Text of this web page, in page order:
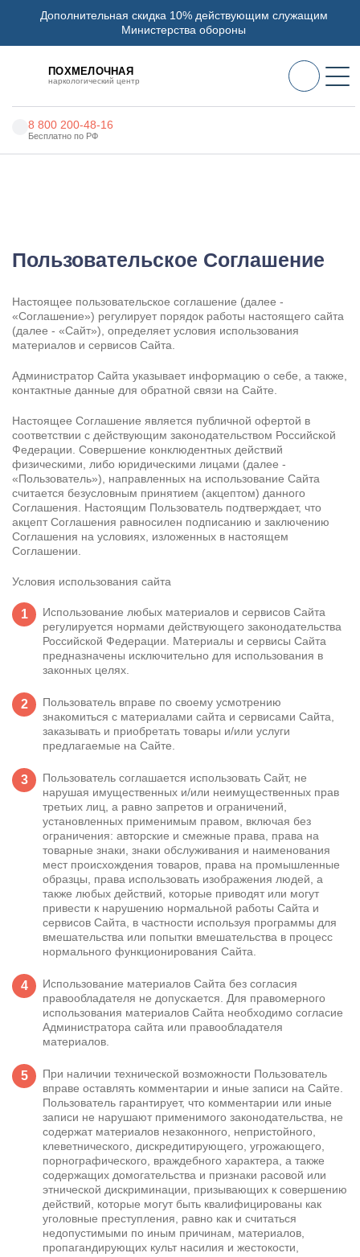
Дополнительная скидка 10% действующим служащим
Министерства обороны
ПОХМЕЛОЧНАЯ
наркологический центр
8 800 200-48-16
Бесплатно по РФ
Психиатрия
Реабилитация
Цены
Контакты
8 800 200-48-16
Бесплатно по РФ
Вызвать специалиста
ООО «Медицинская компания «Наркологический центр»
г. Беломорск, ул. Мерецкова, 6
Пользовательское Соглашение
Настоящее пользовательское соглашение (далее -
«Соглашение») регулирует порядок работы настоящего сайта
(далее - «Сайт»), определяет условия использования
материалов и сервисов Сайта.
Администратор Сайта указывает информацию о себе, а также,
контактные данные для обратной связи на Сайте.
Настоящее Соглашение является публичной офертой в
соответствии с действующим законодательством Российской
Федерации. Совершение конклюдентных действий
физическими, либо юридическими лицами (далее -
«Пользователь»), направленных на использование Сайта
считается безусловным принятием (акцептом) данного
Соглашения. Настоящим Пользователь подтверждает, что
акцепт Соглашения равносилен подписанию и заключению
Соглашения на условиях, изложенных в настоящем
Соглашении.
Условия использования сайта
Использование любых материалов и сервисов Сайта
регулируется нормами действующего законодательства
Российской Федерации. Материалы и сервисы Сайта
предназначены исключительно для использования в
законных целях.
Пользователь вправе по своему усмотрению
знакомиться с материалами сайта и сервисами Сайта,
заказывать и приобретать товары и/или услуги
предлагаемые на Сайте.
Пользователь соглашается использовать Сайт, не
нарушая имущественных и/или неимущественных прав
третьих лиц, а равно запретов и ограничений,
установленных применимым правом, включая без
ограничения: авторские и смежные права, права на
товарные знаки, знаки обслуживания и наименования
мест происхождения товаров, права на промышленные
образцы, права использовать изображения людей, а
также любых действий, которые приводят или могут
привести к нарушению нормальной работы Сайта и
сервисов Сайта, в частности используя программы для
вмешательства или попытки вмешательства в процесс
нормального функционирования Сайта.
Использование материалов Сайта без согласия
правообладателя не допускается. Для правомерного
использования материалов Сайта необходимо согласие
Администратора сайта или правообладателя
материалов.
При наличии технической возможности Пользователь
вправе оставлять комментарии и иные записи на Сайте.
Пользователь гарантирует, что комментарии или иные
записи не нарушают применимого законодательства, не
содержат материалов незаконного, непристойного,
клеветнического, дискредитирующего, угрожающего,
порнографического, враждебного характера, а также
содержащих домогательства и признаки расовой или
этнической дискриминации, призывающих к совершению
действий, которые могут быть квалифицированы как
уголовные преступления, равно как и считаться
недопустимыми по иным причинам, материалов,
пропагандирующих культ насилия и жестокости,